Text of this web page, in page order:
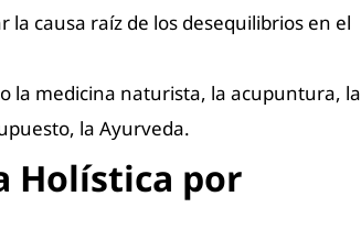
causa raíz de los desequilibrios en el
la medicina naturista, la acupuntura, la
la Ayurveda.
Holística por